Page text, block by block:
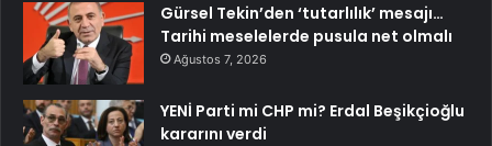
Gürsel Tekin’den ‘tutarlılık’ mesajı…
Tarihi meselelerde pusula net olmalı
Ağustos 7, 2026
YENİ Parti mi CHP mi? Erdal Beşikçioğlu
kararını verdi